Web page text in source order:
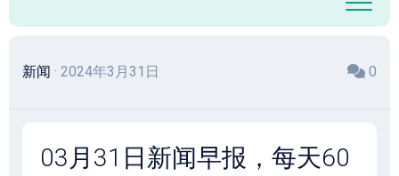
新闻 · 2024年3月31日 0
03月31日新闻早报，每天60